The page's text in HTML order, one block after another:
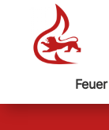
Feuer